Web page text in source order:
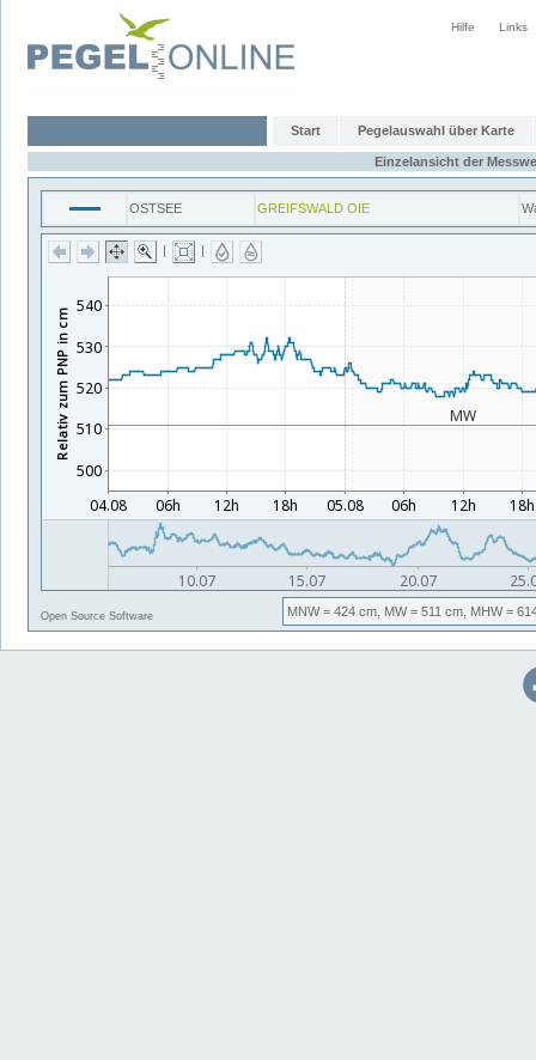
Hilfe Links
Start Pegelauswahl über Karte
Einzelansicht der
OSTSEE GREIFSWALD OIE
| |
Open Source Software MNW= 424 cm, MW= 511 cm, MHW=